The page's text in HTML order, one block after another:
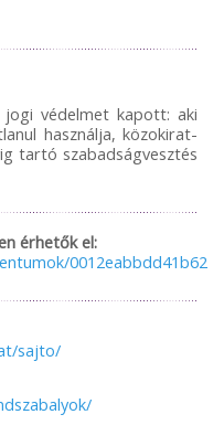
védelmet kapott: aki
használja, közokirat-
tartó szabadságvesztés
érhetők el:
sajto/